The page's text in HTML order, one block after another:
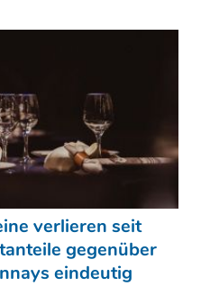
verlieren seit
gegenüber
eindeutig